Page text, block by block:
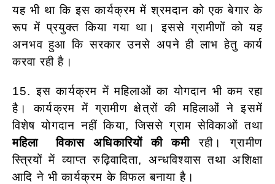
यह भी था कि इस कार्यक्रम में श्रमदान को एक बेगार के
रूप में प्रयुक्त किया गया था। इससे ग्रामीणों को यह
अनभव हुआ कि सरकार उनसे अपने ही लाभ हेतु कार्य
करवा रही है।
15. इस कार्यक्रम में महिलाओं का योगदान भी कम रहा
है। कार्यक्रम में ग्रामीण क्षेत्रों की महिलाओं ने इसमें
विशेष योगदान नहीं किया, जिससे ग्राम सेविकाओं तथा
महिला विकास अधिकारियों की कमीरही। ग्रामीण
स्त्रियों में व्याप्त रुढ़िवादिता, अन्धविश्वास तथा अशिक्षा
आदि ने भी कार्यक्रम के विफल बनाया है।